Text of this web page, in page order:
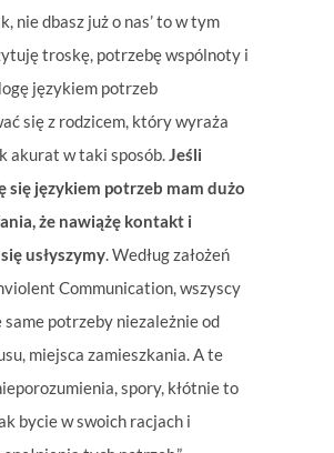
nie dbasz już o nas’ to w tym
troskę, potrzebę wspólnoty i
językiem potrzeb
się z rodzicem, który wyraża
akurat w taki sposób.Jeśli
się językiem potrzeb mam dużo
że nawiążę kontakt i
usłyszymy. Według założeń
Communication, wszyscy
same potrzeby niezależnie od
miejsca zamieszkania. A te
spory, kłótnie to
bycie w swoich racjach i